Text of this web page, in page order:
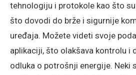
tehnologiju i protokole kao što
što dovodi do brže i sigurnije
uređaja. Možete videti svoje
aplikaciji, što olakšava kontrolu i
odluka o potrošnji energije. Neki